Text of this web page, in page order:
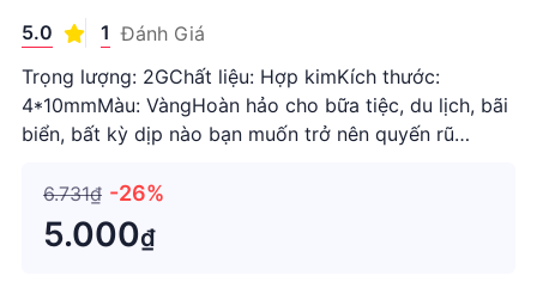
5.0 1 Đánh Giá
Trọng lượng: 2GChất liệu: Hợp kimKích thước:
4*10mmMàu: VàngHoàn hảo cho bữa tiệc, du lịch, bãi
biển, bất kỳ dịp nào bạn muốn trở nên quyến rũ
bằng chất liệu cao cấp, bền khi sử dụng.Một món quà
cho người yêu, bạn
6.731₫ -26%
5.000₫